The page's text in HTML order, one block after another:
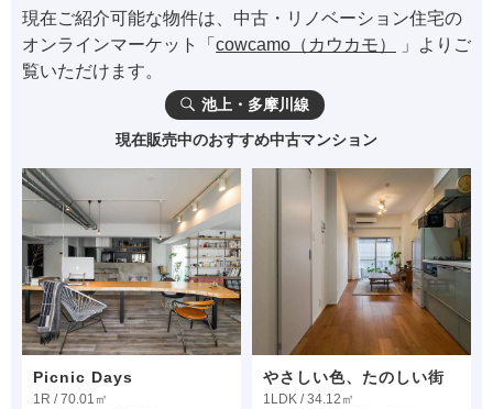
現在ご紹介可能な物件は、中古・リノベーション住宅の
オンラインマーケット「 cowcamo（カウカモ）
」よりご
覧いただけます。
池上・多摩川線
現在販売中のおすすめ中古マンション
Picnic Days
1R / 70.01㎡
やさしい色、たのしい街
1LDK / 34.12㎡